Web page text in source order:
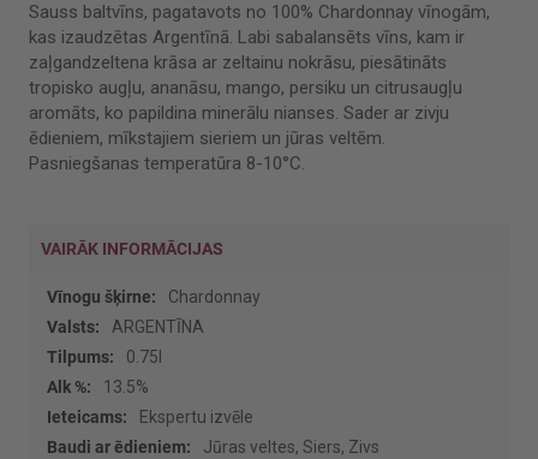
Sauss baltvīns, pagatavots no 100% Chardonnay vīnogām,
kas izaudzētas Argentīnā. Labi sabalansēts vīns, kam ir
zaļgandzeltena krāsa ar zeltainu nokrāsu, piesātināts
tropisko augļu, ananāsu, mango, persiku un citrusaugļu
aromāts, ko papildina minerālu nianses. Sader ar zivju
ēdieniem, mīkstajiem sieriem un jūras veltēm.
Pasniegšanas temperatūra 8-10°C.
VAIRĀK INFORMĀCIJAS
Vairāk
informācijas
Chardonnay
ARGENTĪNA
0.75l
13.5%
Ekspertu izvēle
Jūras veltes, Siers, Zivs